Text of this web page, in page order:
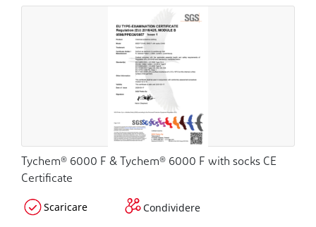
Tychem® 6000 F & Tychem® 6000 F with socks CE
Certificate
Scaricare Condividere